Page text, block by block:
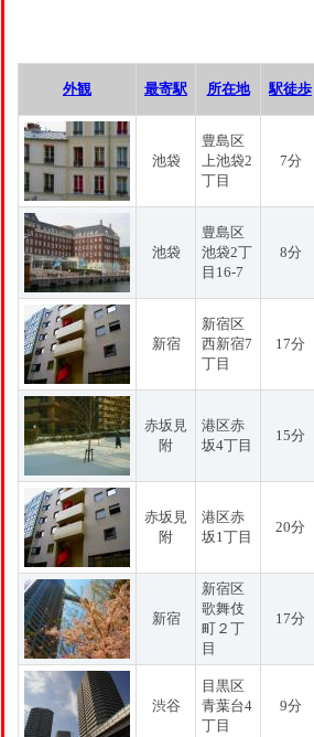
外観 最寄駅 所在地 駅徒歩
池袋
豊島区
上池袋2
丁目
7分
池袋
豊島区
池袋2丁
目16-7
8分
新宿
新宿区
西新宿7
丁目
17分
赤坂見
附
港区赤
坂4丁目
15分
赤坂見
附
港区赤
坂1丁目
20分
新宿
新宿区
歌舞伎
町２丁
目
17分
渋谷
目黒区
青葉台4
丁目
9分